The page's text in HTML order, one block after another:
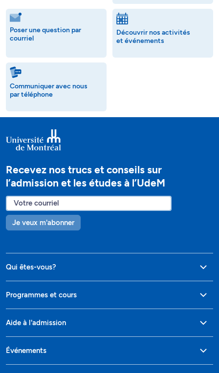
Poser une question par
courriel
Découvrir nos activités
et événements
Communiquer avec nous
par téléphone
Recevez nos trucs et conseils sur
l’admission et les études à l’UdeM
Je veux m'abonner
Qui êtes-vous?
Programmes et cours
Aide à l'admission
Événements